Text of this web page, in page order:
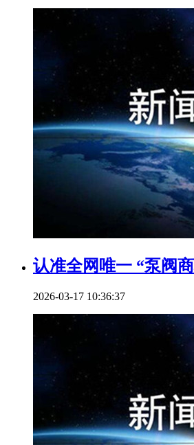
认准全网唯一 “泵阀
2026-03-17 10:36:37